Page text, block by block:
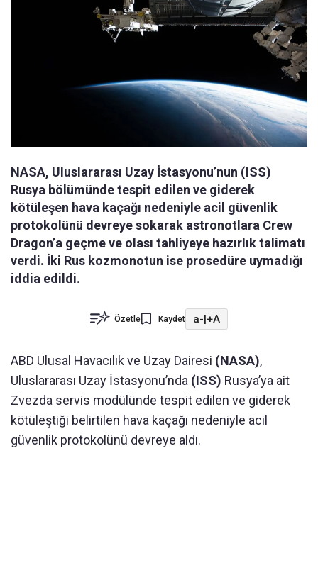
NASA, Uluslararası Uzay İstasyonu’nun (ISS)
Rusya bölümünde tespit edilen ve giderek
kötüleşen hava kaçağı nedeniyle acil güvenlik
protokolünü devreye sokarak astronotlara Crew
Dragon’a geçme ve olası tahliyeye hazırlık talimatı
verdi. İki Rus kozmonotun ise prosedüre uymadığı
iddia edildi.
Özetle Kaydet a-|+A
ABD Ulusal Havacılık ve Uzay Dairesi (NASA),
Uluslararası Uzay İstasyonu’nda (ISS) Rusya’ya ait
Zvezda servis modülünde tespit edilen ve giderek
kötüleştiği belirtilen hava kaçağı nedeniyle acil
güvenlik protokolünü devreye aldı.